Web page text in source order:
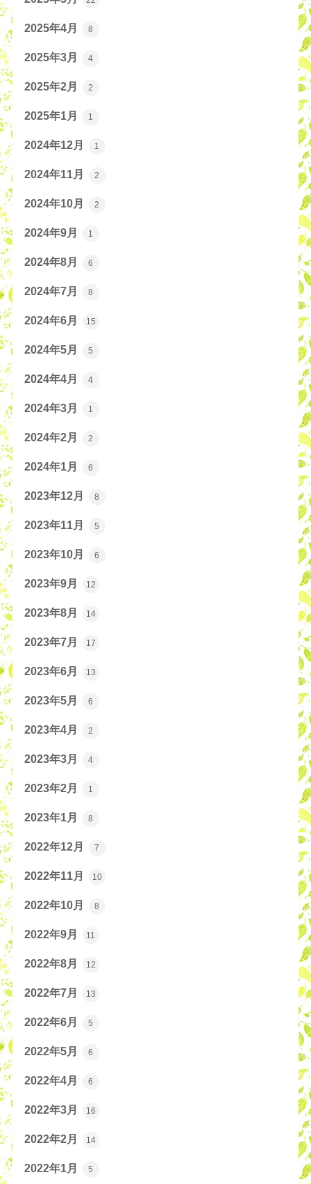
2025年4月 8
2025年3月 4
2025年2月 2
2025年1月 1
2024年12月 1
2024年11月 2
2024年10月 2
2024年9月 1
2024年8月 6
2024年7月 8
2024年6月 15
2024年5月 5
2024年4月 4
2024年3月 1
2024年2月 2
2024年1月 6
2023年12月 8
2023年11月 5
2023年10月 6
2023年9月 12
2023年8月 14
2023年7月 17
2023年6月 13
2023年5月 6
2023年4月 2
2023年3月 4
2023年2月 1
2023年1月 8
2022年12月 7
2022年11月 10
2022年10月 8
2022年9月 11
2022年8月 12
2022年7月 13
2022年6月 5
2022年5月 6
2022年4月 6
2022年3月 16
2022年2月 14
2022年1月 5